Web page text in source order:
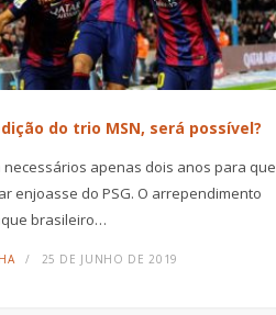
do trio MSN, será possível?
necessários apenas dois anos para que
enjoasse do PSG. O arrependimento
brasileiro…
25 DE JUNHO DE 2019